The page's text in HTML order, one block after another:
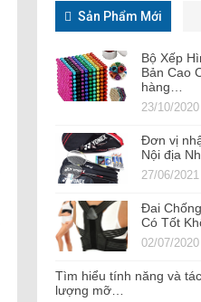
Sản Phẩm Mới
Bộ Xếp
Bản Cao
hàng…
23/10/2020
Đơn vị
Nội địa
27/06/2021
Đai
Có Tốt
02/07/2020
Tìm hiểu tính năng và
lượng mỡ…